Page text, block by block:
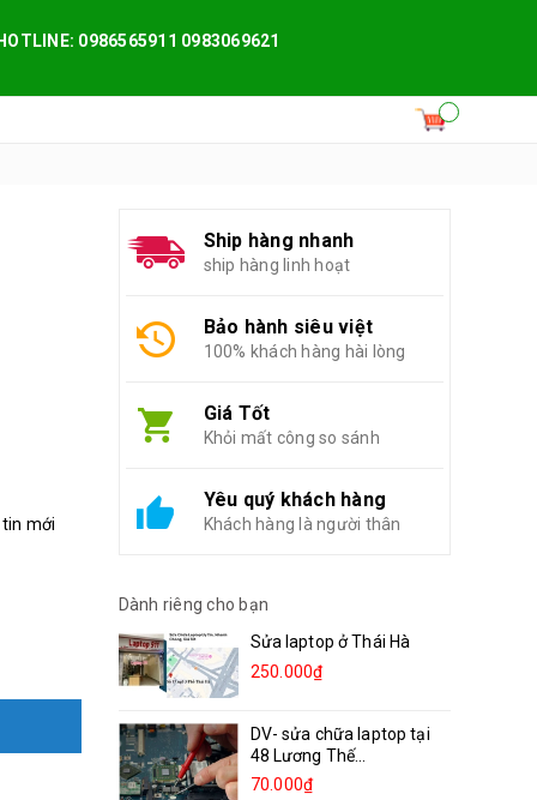
0986565911 0983069621
mới
Ship hàng nhanh
ship hàng linh hoạt
Bảo hành siêu việt
100% khách hàng hài lòng
Giá Tốt
Khỏi mất công so sánh
Yêu quý khách hàng
Khách hàng là người thân
Dành riêng cho bạn
Sửa laptop ở Thái Hà
250.000₫
DV- sửa chữa laptop tại
48 Lương Thế...
70.000₫